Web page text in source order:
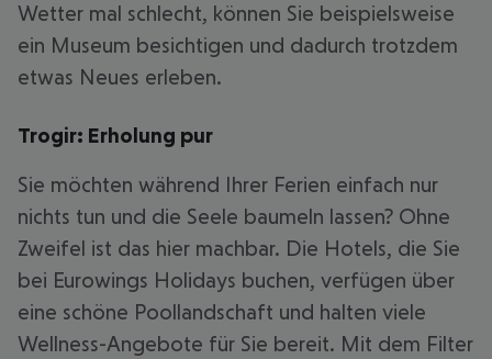
Wetter mal schlecht, können Sie beispielsweise
ein Museum besichtigen und dadurch trotzdem
etwas Neues erleben.
Trogir: Erholung pur
Sie möchten während Ihrer Ferien einfach nur
nichts tun und die Seele baumeln lassen? Ohne
Zweifel ist das hier machbar. Die Hotels, die Sie
bei Eurowings Holidays buchen, verfügen über
eine schöne Poollandschaft und halten viele
Wellness-Angebote für Sie bereit. Mit dem Filter